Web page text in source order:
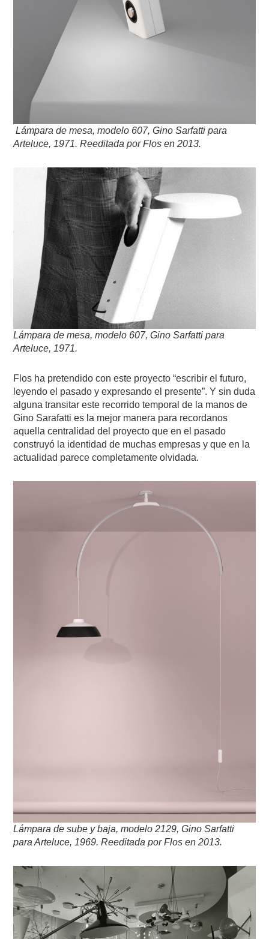
Lámpara de mesa, modelo 607, Gino Sarfatti para
Arteluce, 1971.Reeditada por Flos en 2013.
Lámpara de mesa, modelo 607, Gino Sarfatti para
Arteluce, 1971.
Flos ha pretendido con este proyecto “escribir el futuro,
leyendo el pasado y expresando el presente”. Y sin duda
alguna transitar este recorrido temporal de la manos de
Gino Sarafatti es la mejor manera para recordanos
aquella centralidad del proyecto que en el pasado
construyó la identidad de muchas empresas y que en la
actualidad parece completamente olvidada.
Lámpara de sube y baja, modelo 2129, Gino Sarfatti
para Arteluce, 1969.Reeditada por Flos en 2013.